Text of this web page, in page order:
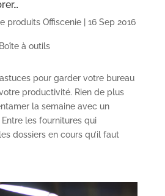
produits Offiscenie| 16 Sep 2016
Boîte à outils
pour garder votre bureau
productivité. Rien de plus
la semaine avec un
les fournitures qui
dossiers en cours qu’il faut